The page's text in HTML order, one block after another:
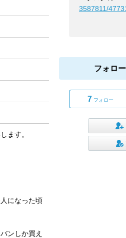
3587811/
フォロ
7 フォロー
ます。
になった頃
ンしか買え